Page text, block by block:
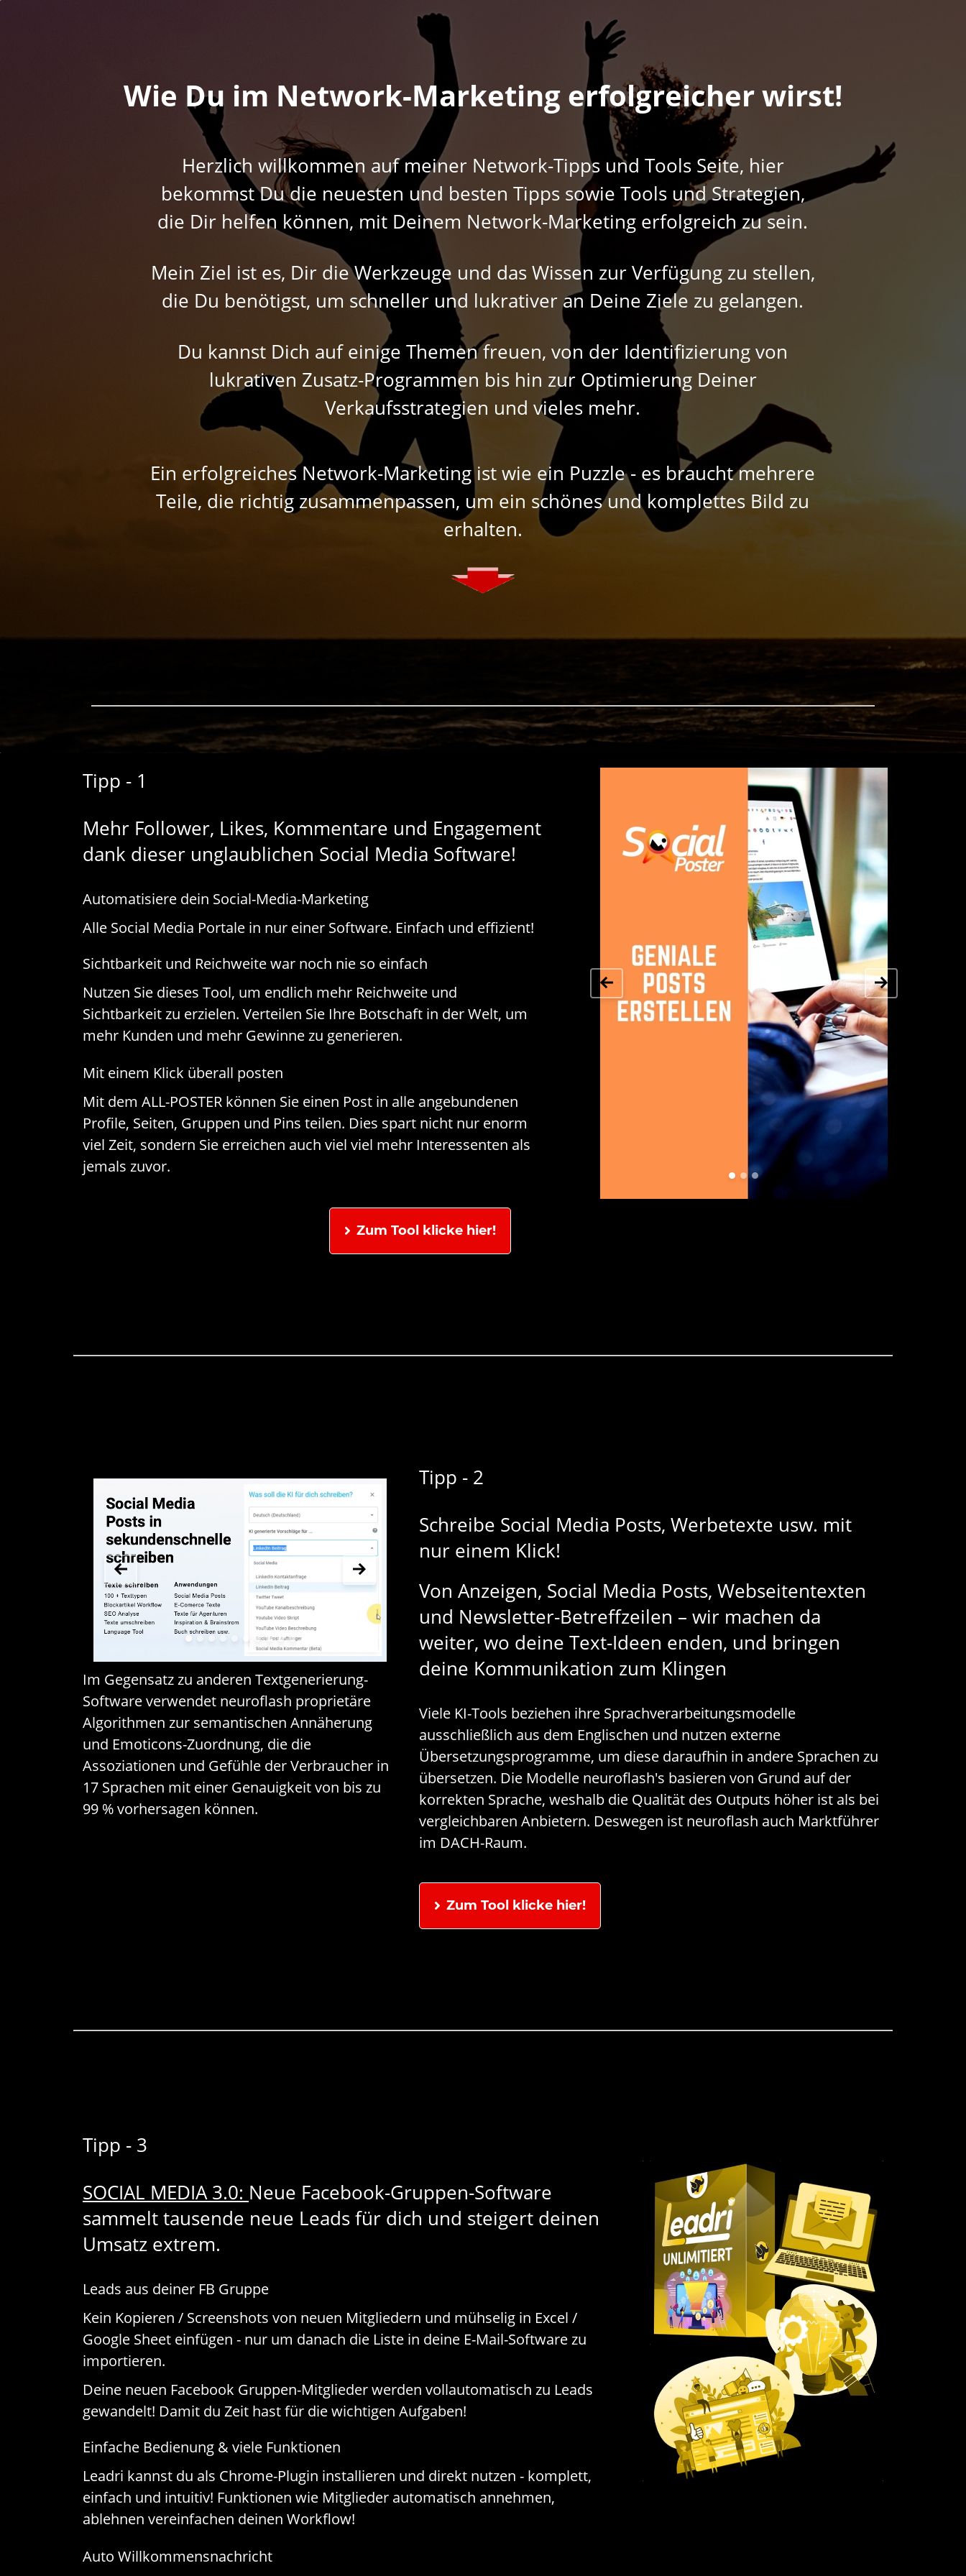
Wie Du im Network-Marketingerfolgreicher wirst!
Herzlich willkommen auf meiner Network-Tipps und Tools Seite, hier
bekommst Du die neuesten und besten Tipps sowie Tools und Strategien,
die Dir helfen können, mit Deinem Network-Marketing erfolgreich zu sein.
Mein Ziel ist es, Dir die Werkzeuge und das Wissen zur Verfügung zu stellen,
die Du benötigst, um schneller und lukrativer an Deine Ziele zu gelangen.
Du kannst Dich auf einige Themen freuen, von der Identifizierung von
lukrativen Zusatz-Programmen bis hin zur Optimierung Deiner
Verkaufsstrategien und vieles mehr.
Ein erfolgreiches Network-Marketing ist wie ein Puzzle - es braucht mehrere
Teile, die richtig zusammenpassen, um ein schönes und komplettes Bild zu
erhalten.
Tipp - 1
Mehr Follower, Likes, Kommentare und Engagement
dank dieser unglaublichen Social Media Software!
Automatisiere dein Social-Media-Marketing
Alle Social Media Portale in nur einer Software. Einfach und effizient!
Sichtbarkeit und Reichweite war noch nie so einfach
Nutzen Sie dieses Tool, um endlich mehr Reichweite und
Sichtbarkeit zu erzielen. Verteilen Sie Ihre Botschaft in der Welt, um
mehr Kunden und mehr Gewinne zu generieren.
Mit einem Klick überall posten
Mit dem ALL-POSTER können Sie einen Post in alle angebundenen
Profile, Seiten, Gruppen und Pins teilen. Dies spart nicht nur enorm
viel Zeit, sondern Sie erreichen auch viel viel mehr Interessenten als
jemals zuvor.
Zum Tool klicke hier!
Im Gegensatz zu anderen Textgenerierung-
Software verwendet neuroflash proprietäre
Algorithmen zur semantischen Annäherung
und Emoticons-Zuordnung, die die
Assoziationen und Gefühle der Verbraucher in
17 Sprachen mit einer Genauigkeit von bis zu
99 % vorhersagen können.
Tipp - 2
Schreibe Social Media Posts, Werbetexte usw. mit
nur einem Klick!
Von Anzeigen, Social Media Posts, Webseitentexten
und Newsletter-Betreffzeilen – wir machen da
weiter, wo deine Text-Ideen enden, und bringen
deine Kommunikation zum Klingen
Viele KI-Tools beziehen ihre Sprachverarbeitungsmodelle
ausschließlich aus dem Englischen und nutzen externe
Übersetzungsprogramme, um diese daraufhin in andere Sprachen zu
übersetzen. Die Modelle neuroflash's basieren von Grund auf der
korrekten Sprache, weshalb die Qualität des Outputs höher ist als bei
vergleichbaren Anbietern. Deswegen ist neuroflash auch Marktführer
im DACH-Raum.
Zum Tool klicke hier!
Tipp - 3
SOCIAL MEDIA 3.0: Neue Facebook-Gruppen-Software
sammelt tausende neue Leads für dich und steigert deinen
Umsatz extrem.
Leads aus deiner FB Gruppe
Kein Kopieren / Screenshots von neuen Mitgliedern und mühselig in Excel /
Google Sheet einfügen - nur um danach die Liste in deine E-Mail-Software zu
importieren.
Deine neuen Facebook Gruppen-Mitglieder werden vollautomatisch zu Leads
gewandelt! Damit du Zeit hast für die wichtigen Aufgaben!
Einfache Bedienung & viele Funktionen
Leadri kannst du als Chrome-Plugin installieren und direkt nutzen - komplett,
einfach und intuitiv! Funktionen wie Mitglieder automatisch annehmen,
ablehnen vereinfachen deinen Workflow!
Auto Willkommensnachricht